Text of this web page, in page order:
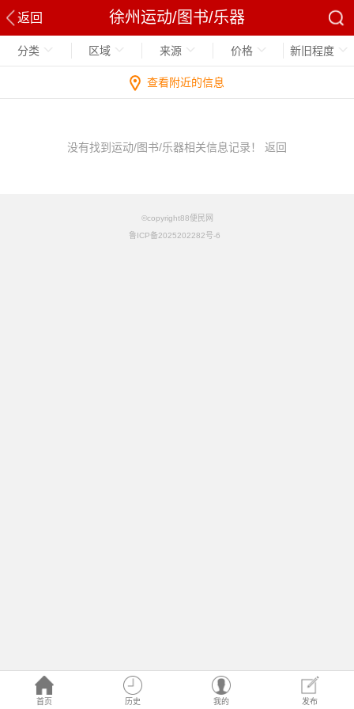
返回 徐州运动/图书/乐器
首页 历史 我的 发布
分类 区域 来源 价格 新旧程度
查看附近的信息
没有找到运动/图书/乐器相关信息记录！ 返回
©copyright88便民网
鲁ICP备2025202282号-6